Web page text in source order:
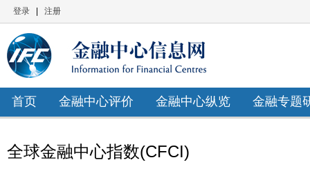
登录 注册
首页 金融中心评价 金融中心纵览 金融专题
全球金融中心指数(CFCI)